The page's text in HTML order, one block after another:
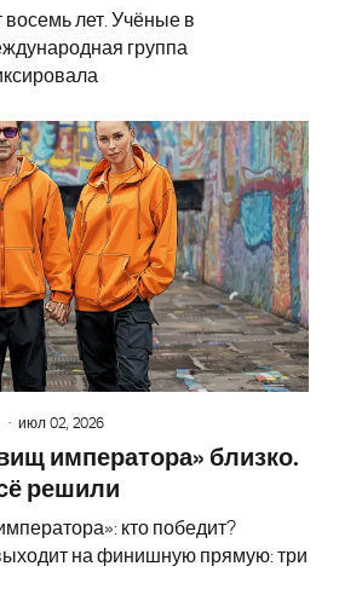
восемь лет. Учёные в
группа
июл 02, 2026
императора» близко.
решили
кто победит?
на финишную прямую: три